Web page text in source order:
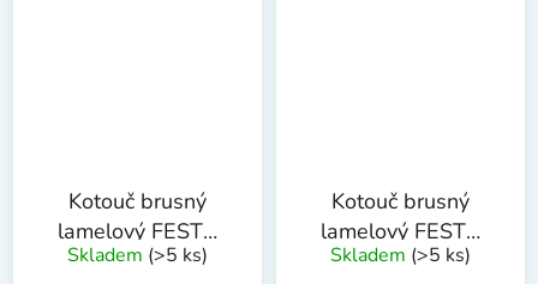
Kotouč brusný
lamelový FESTA
150 P60
Skladem (>5 ks)
Kotouč brusný
lamelový FESTA
150 P80
Skladem (>5 ks)